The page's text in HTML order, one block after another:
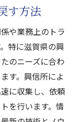
す方法
や業務上のトラ
特に滋賀県の興
のニーズに合わ
す。興信所によ
に収集し、依頼
を行います。情